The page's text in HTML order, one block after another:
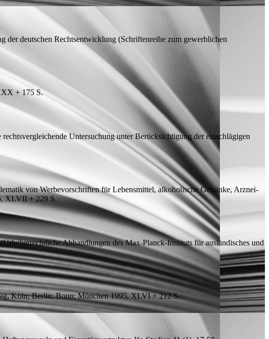
der deutschen Rechtsentwicklung (Schriftenreihe zum gewerblichen
+ 175S.
Untersuchung unter Berücksichtigung der einschlägigen
von Werbevorschriften für Lebensmittel, alkoholische Getränke, Arznei-
XLVII + 229S.
Abhandlungen des Max-Planck-Instituts für ausländisches und
Köln; Berlin; Bonn; München 1995, XLVI + 212S.